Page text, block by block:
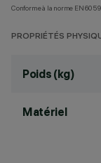
Conforme à la norme
PROPRIÉTÉS
Poids (kg)
Matériel